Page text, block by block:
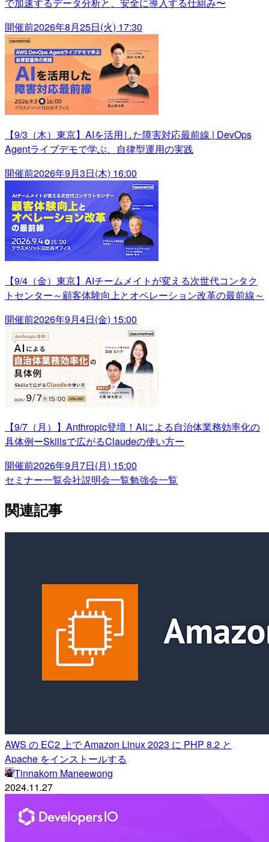
開催前2026年8月25日(火) 17:30
【9/3（木）東京】AIを活用した障害対応最前線 | DevOps
Agentライブデモで学ぶ、自律型運用の実践
開催前2026年9月3日(木) 16:00
【9/4（金）東京】AIチームメイトが変える次世代コンタク
トセンター～顧客体験向上とオペレーション改革の最前線～
開催前2026年9月4日(金) 15:00
【9/7（月）】Anthropic登壇！AIによる自治体業務効率化の
具体例ーSkillsで広がるClaudeの使い方ー
開催前2026年9月7日(月) 15:00
セミナー一覧会社説明会一覧勉強会一覧
関連記事
AWS の EC2 上で Amazon Linux 2023 に PHP 8.2 と
Apache をインストールする
Tinnakorn Maneewong
2024.11.27